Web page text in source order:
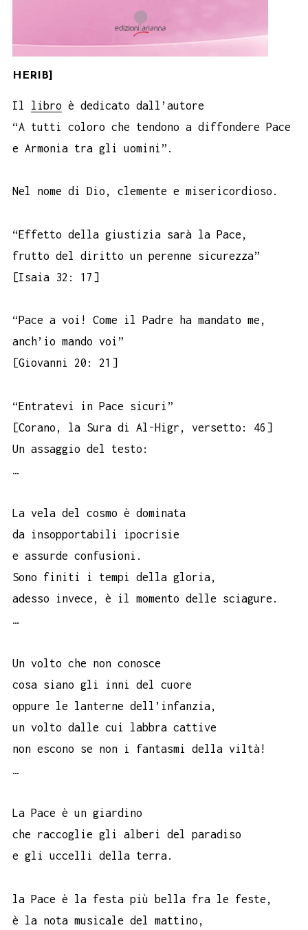
HERIB]
Il libro è dedicato dall’autore
“A tutti coloro che tendono a diffondere Pace
e Armonia tra gli uomini”.
Nel nome di Dio, clemente e misericordioso.
“Effetto della giustizia sarà la Pace,
frutto del diritto un perenne sicurezza”
[Isaia 32: 17]
“Pace a voi! Come il Padre ha mandato me,
anch’io mando voi”
[Giovanni 20: 21]
“Entratevi in Pace sicuri”
[Corano, la Sura di Al-Higr, versetto: 46]
Un assaggio del testo:
…
La vela del cosmo è dominata
da insopportabili ipocrisie
e assurde confusioni.
Sono finiti i tempi della gloria,
adesso invece, è il momento delle sciagure.
…
Un volto che non conosce
cosa siano gli inni del cuore
oppure le lanterne dell’infanzia,
un volto dalle cui labbra cattive
non escono se non i fantasmi della viltà!
…
La Pace è un giardino
che raccoglie gli alberi del paradiso
e gli uccelli della terra.
la Pace è la festa più bella fra le feste,
è la nota musicale del mattino,